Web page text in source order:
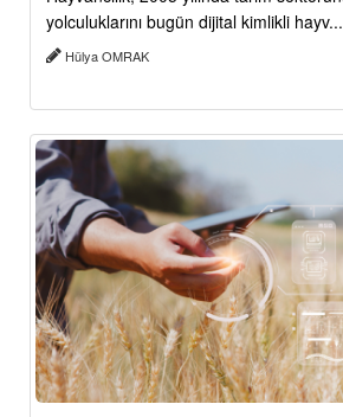
yolculuklarını bugün dijital kimlikli hayv...
Hülya OMRAK